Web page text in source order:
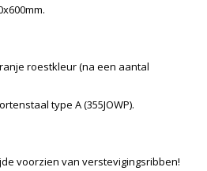
roestkleur (na een aantal
type A (355JOWP).
voorzien van verstevigingsribben!